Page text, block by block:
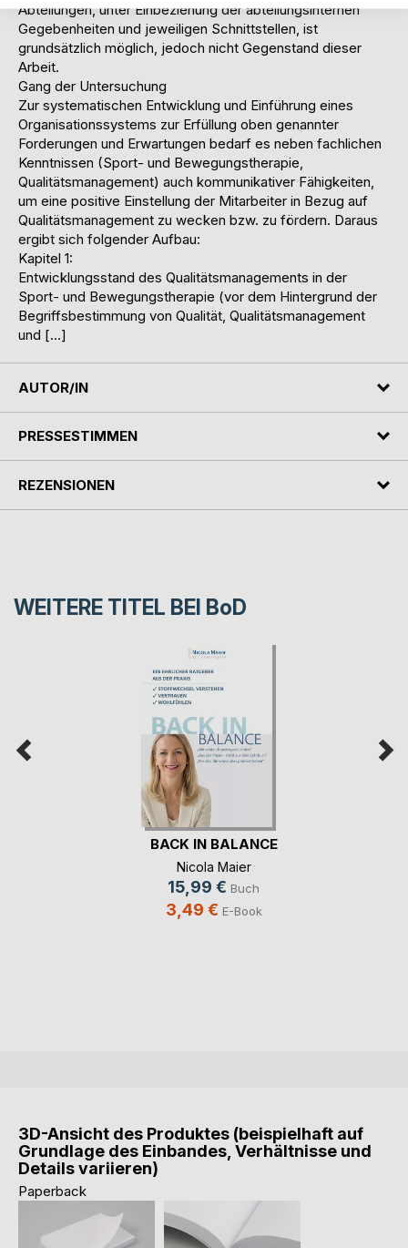
Abteilungen, unter Einbeziehung der abteilungsinternen
Gegebenheiten und jeweiligen Schnittstellen, ist
grundsätzlich möglich, jedoch nicht Gegenstand dieser
Arbeit.
Gang der Untersuchung
Zur systematischen Entwicklung und Einführung eines
Organisationssystems zur Erfüllung oben genannter
Forderungen und Erwartungen bedarf es neben fachlichen
Kenntnissen (Sport- und Bewegungstherapie,
Qualitätsmanagement) auch kommunikativer Fähigkeiten,
um eine positive Einstellung der Mitarbeiter in Bezug auf
Qualitätsmanagement zu wecken bzw. zu fördern. Daraus
ergibt sich folgender Aufbau:
Kapitel 1:
Entwicklungsstand des Qualitätsmanagements in der
Sport- und Bewegungstherapie (vor dem Hintergrund der
Begriffsbestimmung von Qualität, Qualitätsmanagement
und […]
AUTOR/IN
PRESSESTIMMEN
REZENSIONEN
WEITERE TITEL BEI BoD
BACK IN BALANCE
Nicola Maier
15,99 € Buch
3,49 € E-Book
3D-Ansicht des Produktes (beispielhaft auf
Grundlage des Einbandes, Verhältnisse und
Details variieren)
Paperback